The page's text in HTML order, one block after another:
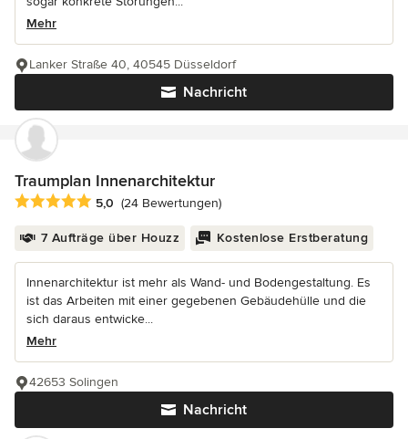
Mehr
Nachricht
Lanker Straße 40, 40545 Düsseldorf
Traumplan Innenarchitektur
Durchschnittliche Bewertung: 5 von 5 Sternen
5,0 (24 Bewertungen)
7 Aufträge über Houzz Kostenlose Erstberatung
Innenarchitektur ist mehr als Wand- und Bodengestaltung. Es
ist das Arbeiten mit einer gegebenen Gebäudehülle und die
sich daraus entwicke...
Mehr
Nachricht
42653 Solingen